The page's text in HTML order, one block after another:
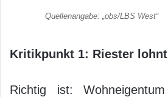
Quellenangabe: „obs/LBS West“
Kritikpunkt 1: Riester
Richtig ist: